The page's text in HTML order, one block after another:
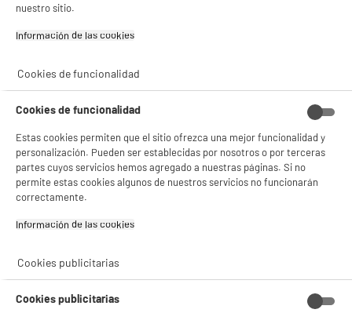
nuestro sitio.
Información de las cookies‎
Cookies de funcionalidad
Cookies de funcionalidad
Estas cookies permiten que el sitio ofrezca una mejor funcionalidad y
personalización. Pueden ser establecidas por nosotros o por terceras
partes cuyos servicios hemos agregado a nuestras páginas. Si no
permite estas cookies algunos de nuestros servicios no funcionarán
correctamente.
Información de las cookies‎
Cookies publicitarias
Cookies publicitarias